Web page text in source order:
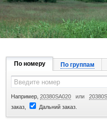
По номеру По группам
Например, 20380SA020 или
заказ,
Дальний заказ.